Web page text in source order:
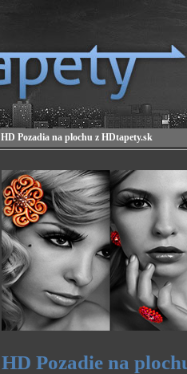
HD Pozadia na plochu z HDtapety.sk
HD Pozadie na